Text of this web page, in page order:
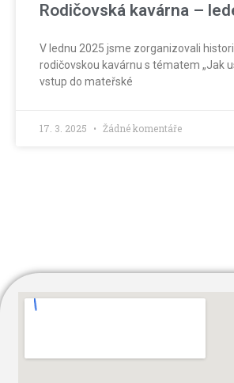
Rodičovská kavárna –
V lednu 2025 jsme zorganizovali
rodičovskou kavárnu s tématem „Jak
vstup do mateřské
17. 3. 2025 Žádné komentáře